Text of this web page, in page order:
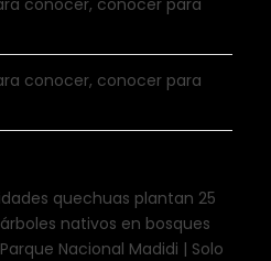
conocer, conocer para
quechuas plantan 25
nativos en bosques
Nacional Madidi | Solo